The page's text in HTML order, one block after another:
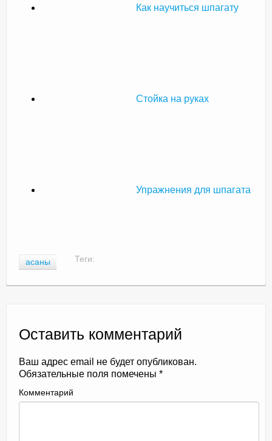
Как научиться шпагату
Стойка на руках
Упражнения для шпагата
Теги:
асаны
Оставить комментарий
Ваш адрес email не будет опубликован.
Обязательные поля помечены *
Комментарий